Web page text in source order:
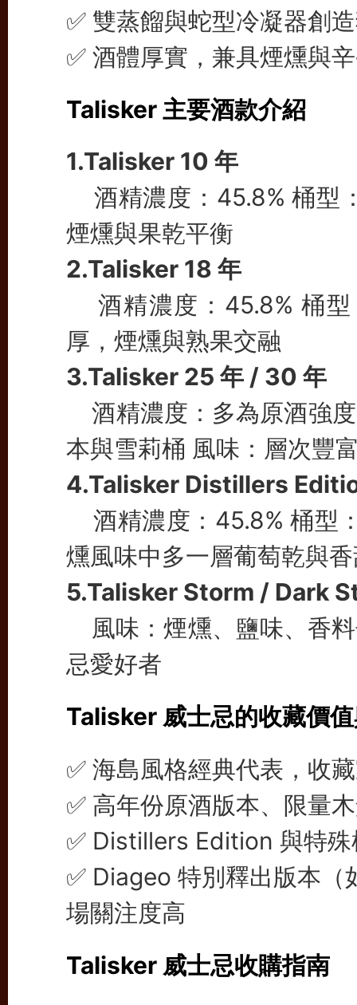
✅ 雙蒸餾與蛇型冷凝器創
✅ 酒體厚實，兼具煙燻與
Talisker 主要酒款介紹
1.Talisker 10 年
酒精濃度：45.8% 桶型
煙燻與果乾平衡
2.Talisker 18 年
酒精濃度：45.8% 桶型
厚，煙燻與熟果交融
3.Talisker 25 年 / 30 年
酒精濃度：多為原酒強
本與雪莉桶 風味：層次豐
4.Talisker Distillers
酒精濃度：45.8% 桶型
燻風味中多一層葡萄乾與
5.Talisker Storm / Dark
風味：煙燻、鹽味、香
忌愛好者
Talisker 威士忌的收藏價
✅ 海島風格經典代表，收
✅ 高年份原酒版本、限量
✅ Distillers Edition 與特
✅ Diageo 特別釋出版本
場關注度高
Talisker 威士忌收購指南